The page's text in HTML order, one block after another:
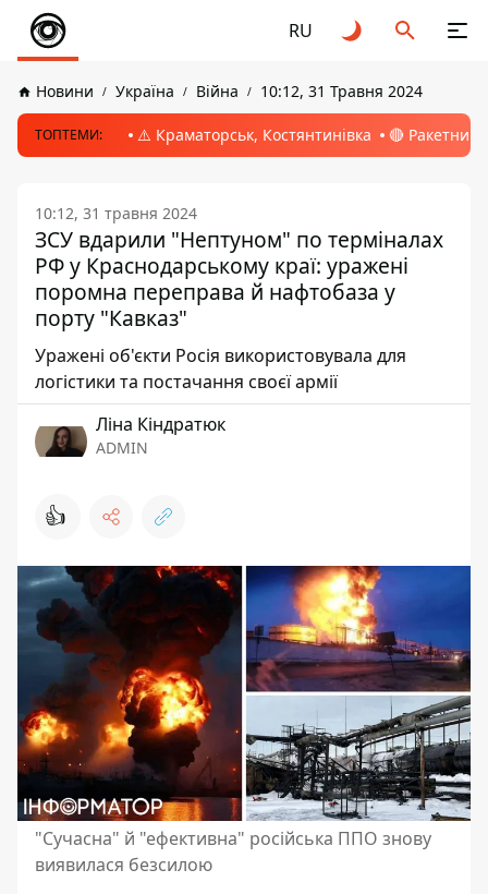
RU
Новини Україна Війна 10:12, 31 Травня 2024
ТОПТЕМИ: ⚠️ Краматорськ, Костянтинівка 🔴 Ракетний
10:12, 31 травня 2024
ЗСУ вдарили "Нептуном" по терміналах
РФ у Краснодарському краї: уражені
поромна переправа й нафтобаза у
порту "Кавказ"
Уражені об'єкти Росія використовувала для
логістики та постачання своєї армії
Ліна Кіндратюк
ADMIN
👍
"Сучасна" й "ефективна" російська ППО знову
виявилася безсилою